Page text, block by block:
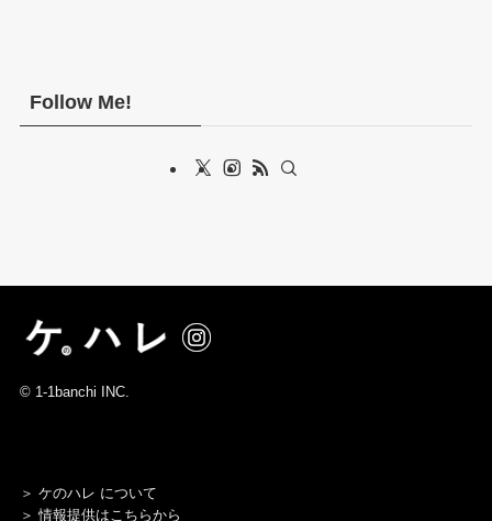
Follow Me!
©1-1banchi INC.
＞ ケのハレ について
＞情報提供はこちらから